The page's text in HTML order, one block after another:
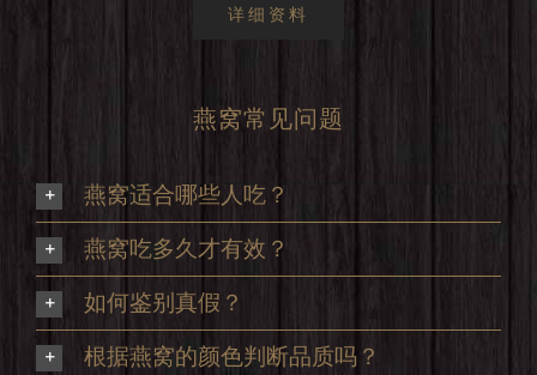
详细资料
燕窝常见问题
燕窝适合哪些人吃？
燕窝吃多久才有效？
如何鉴别真假？
根据燕窝的颜色判断品质吗？